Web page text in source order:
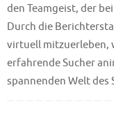
den Teamgeist, der
Durch die
virtuell mitzuerleben,
erfahrende Sucher
spannenden Welt des